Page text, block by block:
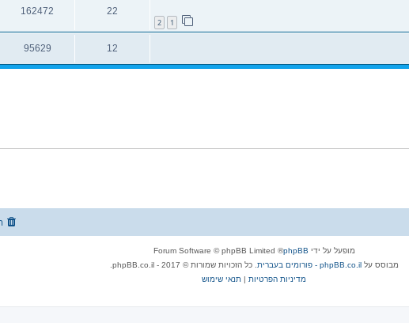
1
2
22
162472
12
95629
מופעל על ידי phpBB
® Forum Software © phpBB Limited
מבוסס עלphpBB.co.il - פורומים בעברית
. כל הזכויות שמורות © 2017 - phpBB.co.il.
מדיניות הפרטיות | תנאי שימוש